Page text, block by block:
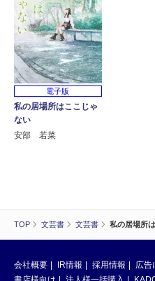
TOP 文芸書 文芸書 私の居場所
電子版
私の居場所はここじゃ
ない
安部 若菜
会社概要 IR情報 採用情報 広告